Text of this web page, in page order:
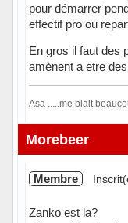
pour démarrer
effectif pro ou
En gros il faut des
amènent a etre
Asa .....me plait
Hors ligne
Morebeer
Membre
Zanko est la?